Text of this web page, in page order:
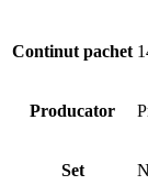
Continut pachet
Producator
Set